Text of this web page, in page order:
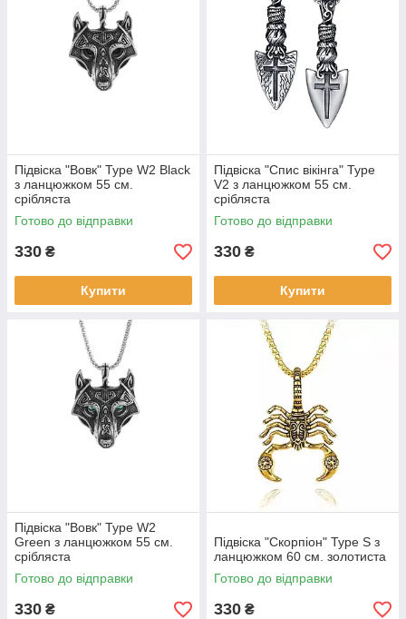
Підвіска "Вовк" Type W2 Black
з ланцюжком 55 см.
срібляста
Готово до відправки
330 ₴
Купити
Підвіска "Спис вікінга" Type
V2 з ланцюжком 55 см.
срібляста
Готово до відправки
330 ₴
Купити
Підвіска "Вовк" Type W2
Green з ланцюжком 55 см.
срібляста
Готово до відправки
330 ₴
Підвіска "Cкорпіон" Type S з
ланцюжком 60 см. золотиста
Готово до відправки
330 ₴